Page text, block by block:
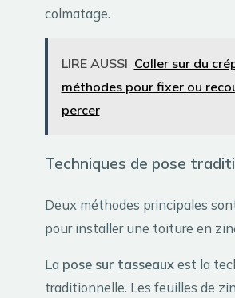
colmatage.
LIRE AUSSI Coller sur du
méthodes pour fixer ou
percer
Techniques de pose
Deux méthodes principales
pour installer une toiture en
La pose sur tasseauxest la
traditionnelle. Les feuilles de